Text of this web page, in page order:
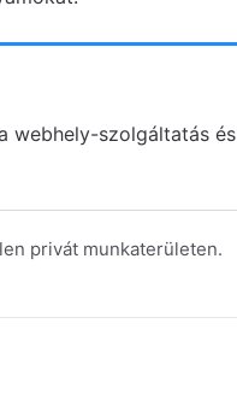
webhely-szolgáltatás
privát munkaterületen.